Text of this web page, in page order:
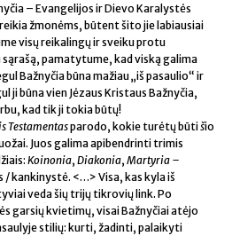
– Evangelijos ir Dievo Karalystės
žmonėms, būtent šito jie labiausiai
visų reikalingų ir sveiku protu
pamatytume, kad viską galima
Bažnyčia būna mažiau „iš pasaulio“ ir
ji būna vien Jėzaus Kristaus Bažnyčia,
kad tik ji tokia būtų!
Testamentasparodo, kokie turėtų būtišio
Juos galima apibendrinti trimis
Koinonia, Diakonia, Martyria –
kankinystė. <…> Visa, kas kyla iš
veda šių trijų tikrovių link. Po
garsių kvietimų, visai Bažnyčiai atėjo
stilių: kurti, žadinti, palaikyti